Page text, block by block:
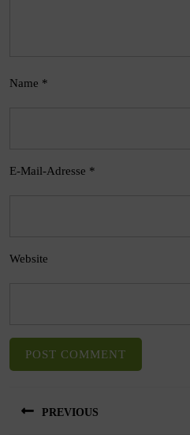
Name *
E-Mail-Adresse *
Website
PREVIOUS